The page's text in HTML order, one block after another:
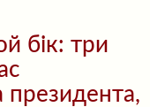
бік: три
президента,